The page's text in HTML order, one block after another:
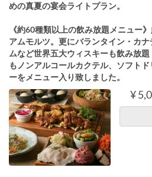
めの真夏の宴会ライトプラン。
《約60種類以上の飲み放題メニュー
アムモルツ。更にバランタイン・カ
ムなど世界五大ウィスキーも飲み放
もノンアルコールカクテル、ソフト
ーをメニュー入り致しました。
¥